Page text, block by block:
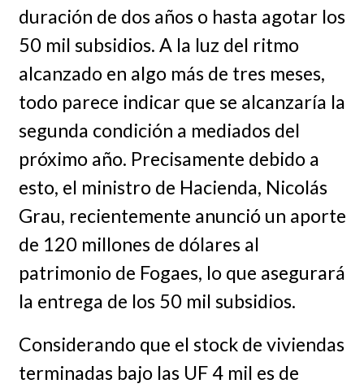
duración de dos años o hasta agotar los
50 mil subsidios. A la luz del ritmo
alcanzado en algo más de tres meses,
todo parece indicar que se alcanzaría la
segunda condición a mediados del
próximo año. Precisamente debido a
esto, el ministro de Hacienda, Nicolás
Grau, recientemente anunció un aporte
de 120 millones de dólares al
patrimonio de Fogaes, lo que asegurará
la entrega de los 50 mil subsidios.
Considerando que el stock de viviendas
terminadas bajo las UF 4 mil es de